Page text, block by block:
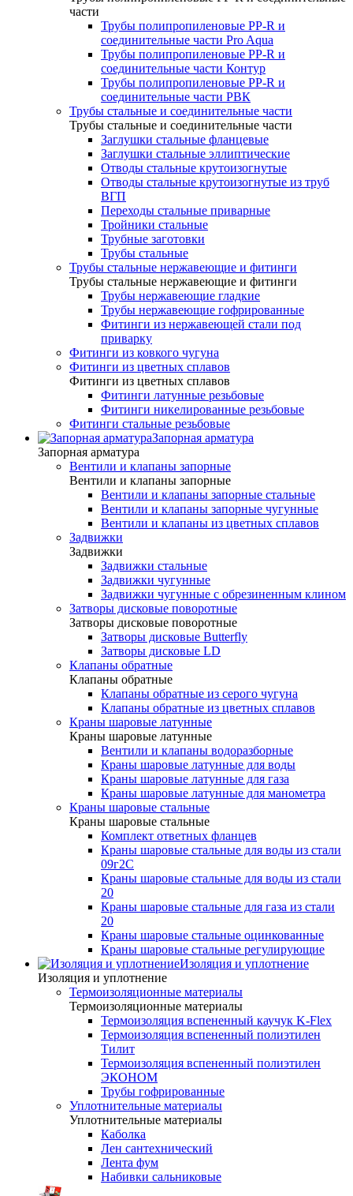
части
Трубы полипропиленовые PP-R и
соединительные части Pro Aqua
Трубы полипропиленовые PP-R и
соединительные части Контур
Трубы полипропиленовые PP-R и
соединительные части РВК
Трубы стальные и соединительные части
Трубы стальные и соединительные части
Заглушки стальные фланцевые
Заглушки стальные эллиптические
Отводы стальные крутоизогнутые
Отводы стальные крутоизогнутые из труб
ВГП
Переходы стальные приварные
Тройники стальные
Трубные заготовки
Трубы стальные
Трубы стальные нержавеющие и фитинги
Трубы стальные нержавеющие и фитинги
Трубы нержавеющие гладкие
Трубы нержавеющие гофрированные
Фитинги из нержавеющей стали под
приварку
Фитинги из ковкого чугуна
Фитинги из цветных сплавов
Фитинги из цветных сплавов
Фитинги латунные резьбовые
Фитинги никелированные резьбовые
Фитинги стальные резьбовые
Запорная арматура
Запорная арматура
Вентили и клапаны запорные
Вентили и клапаны запорные
Вентили и клапаны запорные стальные
Вентили и клапаны запорные чугунные
Вентили и клапаны из цветных сплавов
Задвижки
Задвижки
Задвижки стальные
Задвижки чугунные
Задвижки чугунные с обрезиненным клином
Затворы дисковые поворотные
Затворы дисковые поворотные
Затворы дисковые Butterfly
Затворы дисковые LD
Клапаны обратные
Клапаны обратные
Клапаны обратные из серого чугуна
Клапаны обратные из цветных сплавов
Краны шаровые латунные
Краны шаровые латунные
Вентили и клапаны водоразборные
Краны шаровые латунные для воды
Краны шаровые латунные для газа
Краны шаровые латунные для манометра
Краны шаровые стальные
Краны шаровые стальные
Комплект ответных фланцев
Краны шаровые стальные для воды из стали
09г2С
Краны шаровые стальные для воды из стали
20
Краны шаровые стальные для газа из стали
20
Краны шаровые стальные оцинкованные
Краны шаровые стальные регулирующие
Изоляция и уплотнение
Изоляция и уплотнение
Термоизоляционные материалы
Термоизоляционные материалы
Термоизоляция вспененный каучук K-Flex
Термоизоляция вспененный полиэтилен
Тилит
Термоизоляция вспененный полиэтилен
ЭКОНОМ
Трубы гофрированные
Уплотнительные материалы
Уплотнительные материалы
Каболка
Лен сантехнический
Лента фум
Набивки сальниковые